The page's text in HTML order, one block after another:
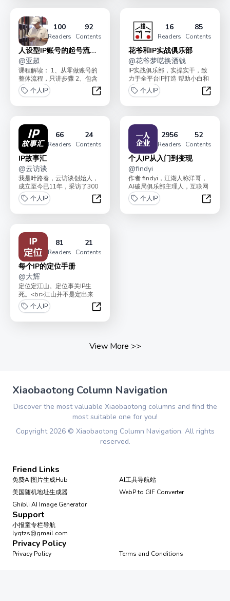
100
Readers
92
Contents
人设型IP账号的起号流程
➕半小时咨询服务
@亚超
课程解读： 1、从零做账号的
整体流程，只讲步骤 2、包含
拍摄/剪辑/文案/对标/投流 3、
包含...
个人IP
人设型IP账号的起号流程➕半小时咨
16
Readers
85
Contents
花爷和IP实战俱乐部
@花爷梦呓换酒钱
IP实战俱乐部，实操实干，致
力于全平台IP打造 帮助小白和
专家从0到1起号 为老板提供业
务增长咨...
个人IP
花爷
66
Readers
24
Contents
IP故事汇
@云访谈
我是叶路春，云访谈创始人，
成立至今已11年，采访了300
余位各行各业的创始人，包
括：拼多多创始人黄铮...
个人IP
IP故事汇
2956
Readers
52
Contents
个人IP从入门到变现
@findyi
作者 findyi，江湖人称洋哥，
AI破局俱乐部主理人，互联网
从业15年。公众号、知乎积累
读者50万...
个人IP
个人
81
Readers
21
Contents
每个IP的定位手册
@大辉
定位定江山。定位事关IP生
死。<br>江山并不是定出来
的，而是打出来的。这个小
册，分享大辉提炼出来的...
个人IP
每个IP的定位手册
View More >>
Xiaobaotong Column Navigation
Discover the most valuable Xiaobaotong columns and find the
most suitable one for you!
Copyright 2026© Xiaobaotong Column Navigation. All rights
reserved.
Friend Links
免费AI图片生成Hub
AI工具导航站
美国随机地址生成器
WebP to GIF Converter
Ghibli AI Image Generator
Support
小报童专栏导航
lyqtzs@gmail.com
Privacy Policy
Privacy Policy Terms and Conditions